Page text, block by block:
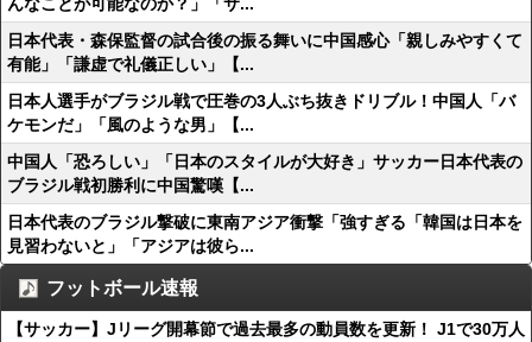
日本代表・森保監督の試合後の振る舞いに中国感心「親しみやすくて
有能」「謙虚で礼儀正しい」【...
日本人選手がブラジル戦で圧巻の3人ぶち抜きドリブル！中国人「バ
ケモンだ」「風のような男」【...
中国人「恐ろしい」「日本のスタイルが大好き」サッカー日本代表の
ブラジル戦初勝利に中国驚嘆【...
日本代表のブラジル撃破に東南アジア衝撃「強すぎる「韓国は日本を
見習わないと」「アジアは彼ら...
フットボール速報
【サッカー】Jリーグ開幕節で過去最多の動員数を更新！ J1で30万人